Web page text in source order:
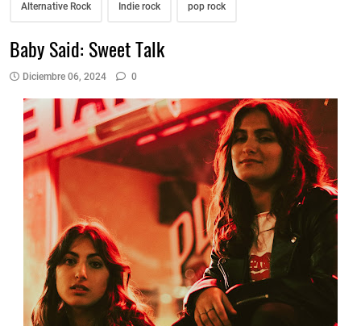
Alternative Rock Indie rock pop rock
Baby Said: Sweet Talk
Diciembre 06, 2024 0